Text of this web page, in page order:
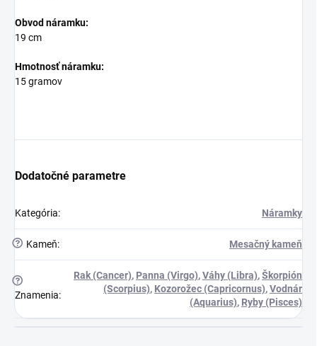
Obvod náramku:
19 cm
Hmotnosť náramku:
15 gramov
Dodatočné parametre
Kategória: Náramky
? Kameň: Mesačný kameň
?
Znamenia:
Rak (Cancer), Panna (Virgo),Váhy (Libra),Škorpión
(Scorpius), Kozorožec (Capricornus),Vodnár
(Aquarius), Ryby (Pisces)